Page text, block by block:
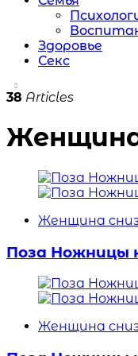
Здоровье
Секс
38 Articles
Женщина
Поза Ножницы
Женщина